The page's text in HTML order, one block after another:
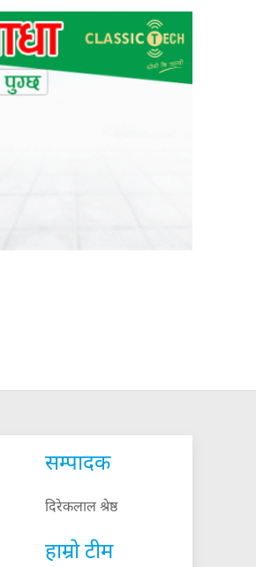
सम्पादक
दिरेकलाल श्रेष्ठ
हाम्रो टीम